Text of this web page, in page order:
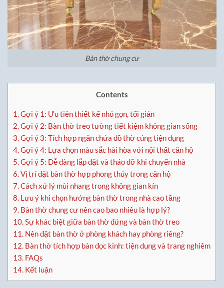
Bàn thờ chung cư
Contents
1.Gợi ý 1: Ưu tiên thiết kế nhỏ gọn, tối giản
2.Gợi ý 2: Bàn thờ treo tường tiết kiệm không gian sống
3.Gợi ý 3: Tích hợp ngăn chứa đồ thờ cúng tiện dụng
4.Gợi ý 4: Lựa chọn màu sắc hài hòa với nội thất căn hộ
5.Gợi ý 5: Dễ dàng lắp đặt và tháo dỡ khi chuyển nhà
6.Vị trí đặt bàn thờ hợp phong thủy trong căn hộ
7.Cách xử lý mùi nhang trong không gian kín
8. Lưu ý khi chọn hướng bàn thờ trong nhà cao tầng
9. Bàn thờ chung cư nên cao bao nhiêu là hợp lý?
10.Sự khác biệt giữa bàn thờ đứng và bàn thờ treo
11. Nên đặt bàn thờ ở phòng khách hay phòng riêng?
12. Bàn thờ tích hợp bàn đọc kinh: tiện dụng và trang nghiêm
13. FAQs
14. Kết luận